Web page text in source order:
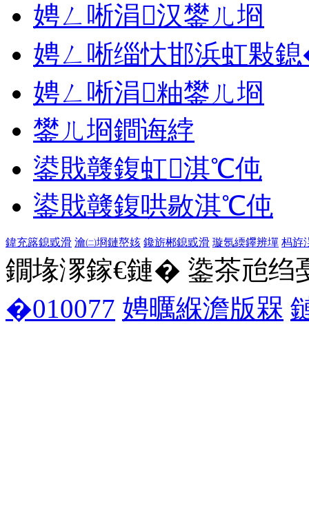
娉ㄥ唽涓汉鐢ㄦ埛
娉ㄥ唽缁忕邯浜虹敤
娉ㄥ唽涓粙鐢ㄦ埛
鐢ㄦ埛鐧诲綍
鍙戝竷鍑虹淇℃伅
鍙戝竷鍑哄敭淇℃伅
鍏充簬鎴戜滑 瀹㈡埛鏈嶅姟 鑱旂郴鎴戜滑 璇氬緛鑻辨墠 杩斿
鐗堟潈鎵€鏈� 鍌茶兘绉
�010077 娉曞緥澹版槑